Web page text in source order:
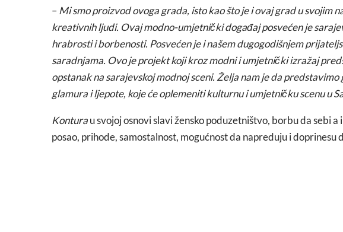
–Mi smo proizvod ovoga grada, isto kao što je i ovaj grad u svojim
kreativnih ljudi. Ovaj modno-umjetnički događaj posvećen je
hrabrosti i borbenosti. Posvećen je i našem dugogodišnjem
saradnjama. Ovo je projekt koji kroz modni i umjetnički izražaj
opstanak na sarajevskoj modnoj sceni. Želja nam je da
glamura i ljepote, koje će oplemeniti kulturnu i umjetničku scenu u
Konturau svojoj osnovi slavi žensko poduzetništvo, borbu da sebi
posao, prihode, samostalnost, mogućnost da napreduju i doprinesu